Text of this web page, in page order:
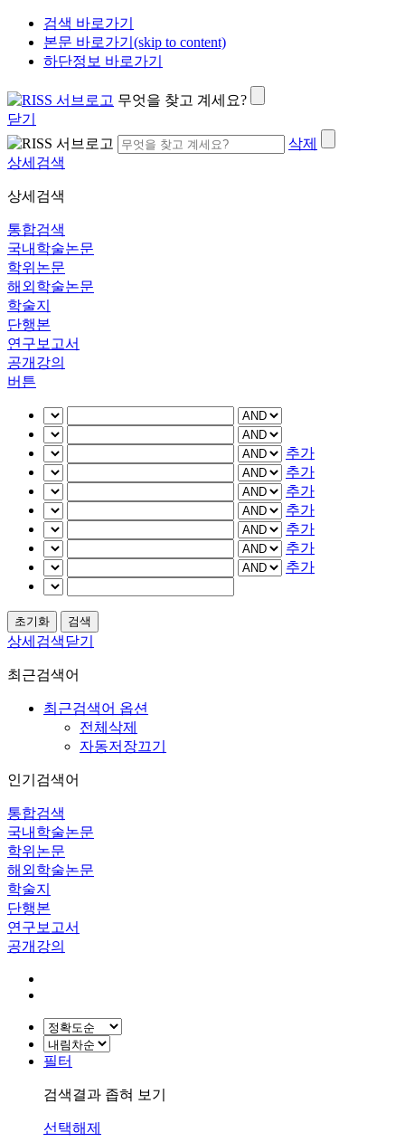
검색 바로가기
본문 바로가기(skip to content)
하단정보 바로가기
무엇을 찾고 계세요?
닫기
삭제
상세검색
상세검색
통합검색
국내학술논문
학위논문
해외학술논문
학술지
단행본
연구보고서
공개강의
버튼
추가
추가
추가
추가
추가
추가
추가
상세검색닫기
최근검색어
최근검색어 옵션
전체삭제
자동저장끄기
인기검색어
통합검색
국내학술논문
학위논문
해외학술논문
학술지
단행본
연구보고서
공개강의
필터
검색결과 좁혀 보기
선택해제